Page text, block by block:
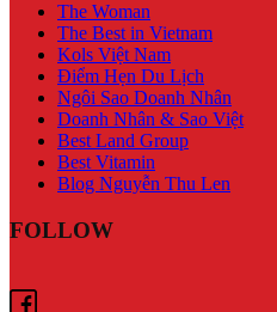
The Woman
The Best in Vietnam
Kols Việt Nam
Điểm Hẹn Du Lịch
Ngôi Sao Doanh Nhân
Doanh Nhân & Sao Việt
Best Land Group
Best Vitamin
Blog Nguyễn Thu Len
FOLLOW